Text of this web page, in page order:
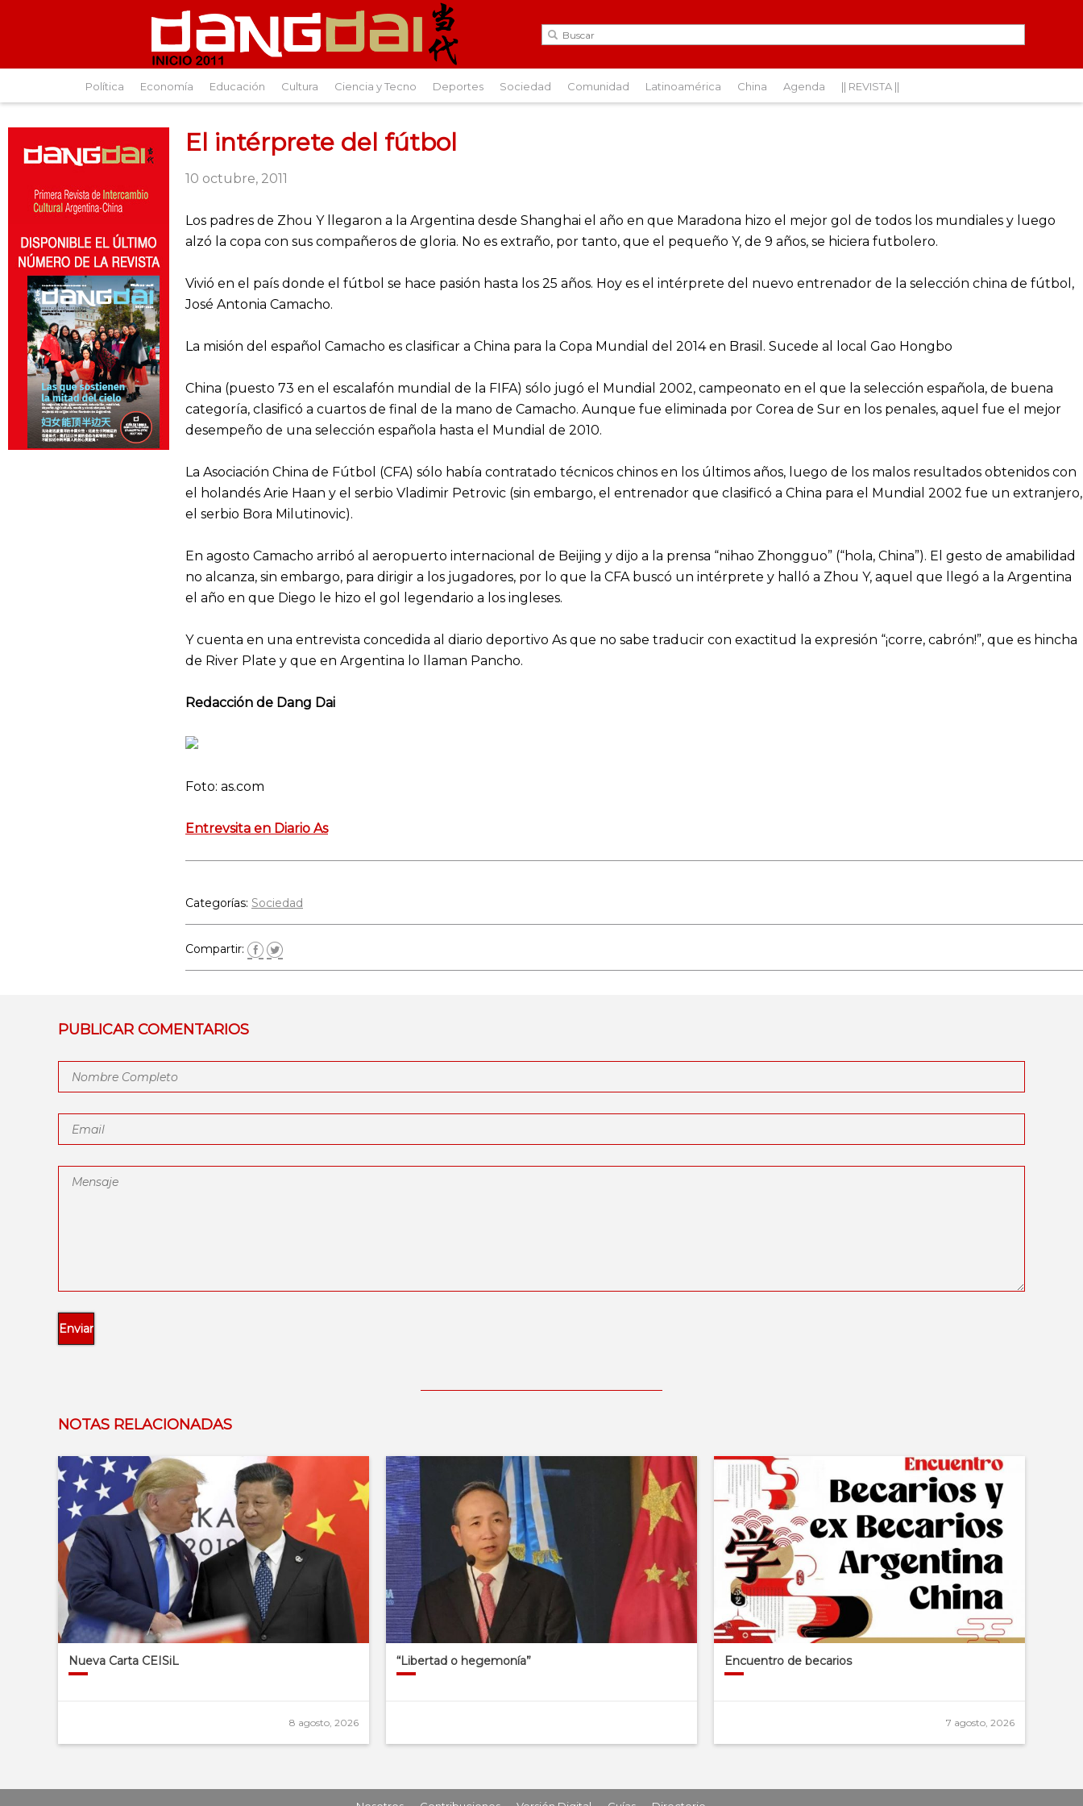
Política Economía Educación Cultura Ciencia y Tecno Deportes Sociedad Comunidad Latinoamérica China Agenda || REVISTA ||
El intérprete del fútbol
10 octubre, 2011
Los padres de Zhou Y llegaron a la Argentina desde Shanghai el año en que Maradona hizo el mejor gol de todos los mundiales y luego
alzó la copa con sus compañeros de gloria. No es extraño, por tanto, que el pequeño Y, de 9 años, se hiciera futbolero.
Vivió en el país donde el fútbol se hace pasión hasta los 25 años. Hoy es el intérprete del nuevo entrenador de la selección china de fútbol,
José Antonia Camacho.
La misión del español Camacho es clasificar a China para la Copa Mundial del 2014 en Brasil. Sucede al local Gao Hongbo
China (puesto 73 en el escalafón mundial de la FIFA) sólo jugó el Mundial 2002, campeonato en el que la selección española, de buena
categoría, clasificó a cuartos de final de la mano de Camacho. Aunque fue eliminada por Corea de Sur en los penales, aquel fue el mejor
desempeño de una selección española hasta el Mundial de 2010.
La Asociación China de Fútbol (CFA) sólo había contratado técnicos chinos en los últimos años, luego de los malos resultados obtenidos con
el holandés Arie Haan y el serbio Vladimir Petrovic (sin embargo, el entrenador que clasificó a China para el Mundial 2002 fue un extranjero,
el serbio Bora Milutinovic).
En agosto Camacho arribó al aeropuerto internacional de Beijing y dijo a la prensa “nihao Zhongguo” (“hola, China”). El gesto de amabilidad
no alcanza, sin embargo, para dirigir a los jugadores, por lo que la CFA buscó un intérprete y halló a Zhou Y, aquel que llegó a la Argentina
el año en que Diego le hizo el gol legendario a los ingleses.
Y cuenta en una entrevista concedida al diario deportivo As que no sabe traducir con exactitud la expresión “¡corre, cabrón!”, que es hincha
de River Plate y que en Argentina lo llaman Pancho.
Redacción de Dang Dai
Foto: as.com
Entrevsita en Diario As
Categorías: Sociedad
Compartir:
PUBLICAR COMENTARIOS
NOTAS RELACIONADAS
Nueva Carta CEISiL
8 agosto, 2026
“Libertad o hegemonía” Encuentro de becarios
7 agosto, 2026